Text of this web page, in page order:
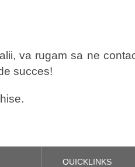
va rugam sa ne
succes!
QUICKLINKS